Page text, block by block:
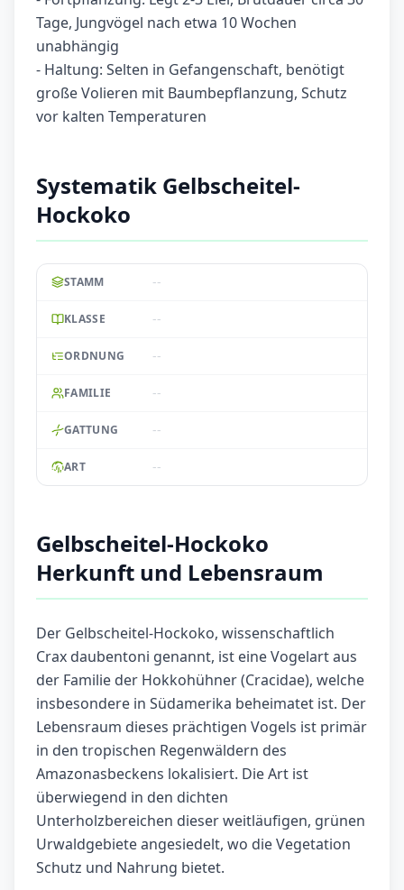
Tage, Jungvögel nach etwa 10 Wochen
unabhängig
- Haltung: Selten in Gefangenschaft, benötigt
große Volieren mit Baumbepflanzung, Schutz
vor kalten Temperaturen
Systematik Gelbscheitel-
Hockoko
STAMM --
KLASSE --
ORDNUNG --
FAMILIE --
GATTUNG --
ART --
Gelbscheitel-Hockoko
Herkunft und Lebensraum
Der Gelbscheitel-Hockoko, wissenschaftlich
Crax daubentoni genannt, ist eine Vogelart aus
der Familie der Hokkohühner (Cracidae), welche
insbesondere in Südamerika beheimatet ist. Der
Lebensraum dieses prächtigen Vogels ist primär
in den tropischen Regenwäldern des
Amazonasbeckens lokalisiert. Die Art ist
überwiegend in den dichten
Unterholzbereichen dieser weitläufigen, grünen
Urwaldgebiete angesiedelt, wo die Vegetation
Schutz und Nahrung bietet.